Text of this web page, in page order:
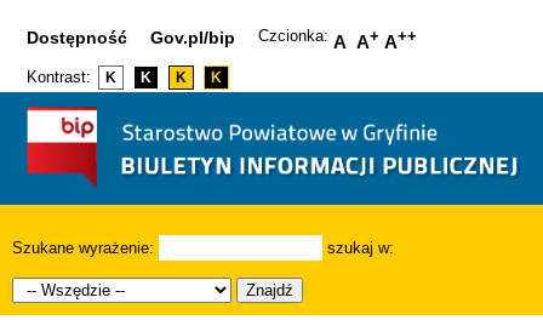
Dostępność Gov.pl/bip Czcionka: A A+ A++
Kontrast: K K K K
Szukane wyrażenie: szukaj w:
Znajdź